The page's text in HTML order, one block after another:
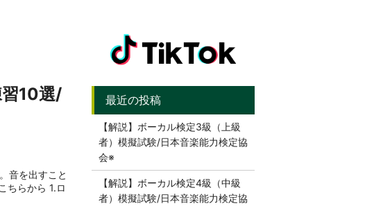
習10選/
音を出すこと
ちらから 1.ロ
【解説】ボーカル検定3級（上級
者）模擬試験/日本音楽能力検定協
会※
【解説】ボーカル検定4級（中級
者）模擬試験/日本音楽能力検定協